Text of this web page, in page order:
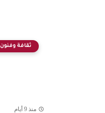
ثقافة وفنون
منذ 9 أيام